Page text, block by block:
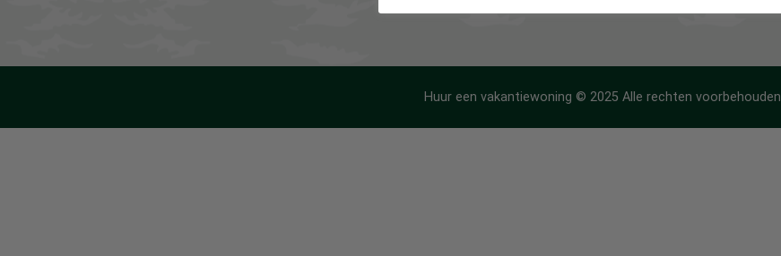
Huur een vakantiewoning © 2025 Alle rechten voorbehouden